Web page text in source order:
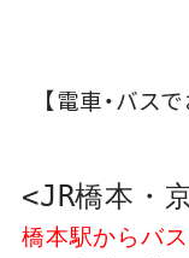
【電車・バス
<JR橋本・
橋本駅からバ